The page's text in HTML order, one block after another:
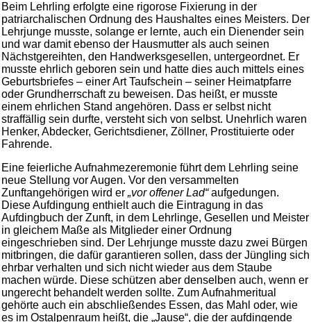
Beim Lehrling erfolgte eine rigorose Fixierung in der
patriarchalischen Ordnung des Haushaltes eines Meisters. Der
Lehrjunge musste, solange er lernte, auch ein Dienender sein
und war damit ebenso der Hausmutter als auch seinen
Nächstgereihten, den Handwerksgesellen, untergeordnet. Er
musste ehrlich geboren sein und hatte dies auch mittels eines
Geburtsbriefes – einer Art Taufschein – seiner Heimatpfarre
oder Grundherrschaft zu beweisen. Das heißt, er musste
einem ehrlichen Stand angehören. Dass er selbst nicht
straffällig sein durfte, versteht sich von selbst. Unehrlich waren
Henker, Abdecker, Gerichtsdiener, Zöllner, Prostituierte oder
Fahrende.
Eine feierliche Aufnahmezeremonie führt dem Lehrling seine
neue Stellung vor Augen. Vor den versammelten
Zunftangehörigen wird er „vor offener Lad“aufgedungen.
Diese Aufdingung enthielt auch die Eintragung in das
Aufdingbuch der Zunft, in dem Lehrlinge, Gesellen und Meister
in gleichem Maße als Mitglieder einer Ordnung
eingeschrieben sind. Der Lehrjunge musste dazu zwei Bürgen
mitbringen, die dafür garantieren sollen, dass der Jüngling sich
ehrbar verhalten und sich nicht wieder aus dem Staube
machen würde. Diese schützen aber denselben auch, wenn er
ungerecht behandelt werden sollte. Zum Aufnahmeritual
gehörte auch ein abschließendes Essen, das Mahl oder, wie
es im Ostalpenraum heißt, die „Jause“, die der aufdingende